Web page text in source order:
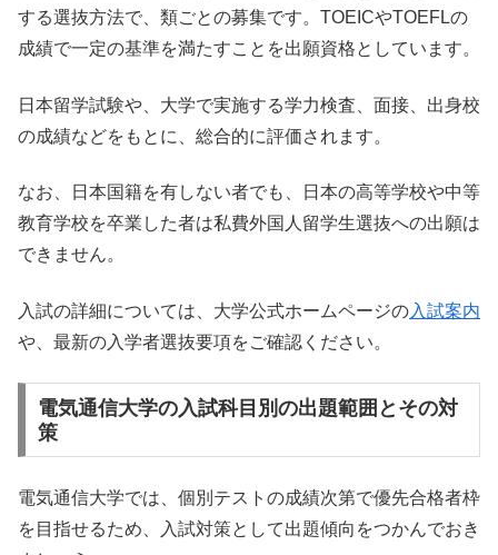
する選抜方法で、類ごとの募集です。TOEICやTOEFLの
成績で一定の基準を満たすことを出願資格としています。
日本留学試験や、大学で実施する学力検査、面接、出身校
の成績などをもとに、総合的に評価されます。
なお、日本国籍を有しない者でも、日本の高等学校や中等
教育学校を卒業した者は私費外国人留学生選抜への出願は
できません。
入試の詳細については、大学公式ホームページの入試案内
や、最新の入学者選抜要項をご確認ください。
電気通信大学の入試科目別の出題範囲とその対
策
電気通信大学では、個別テストの成績次第で優先合格者枠
を目指せるため、入試対策として出題傾向をつかんでおき